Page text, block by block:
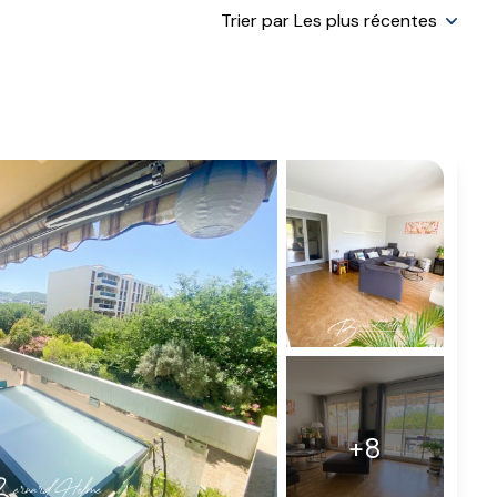
Trier par Les plus récentes
+8